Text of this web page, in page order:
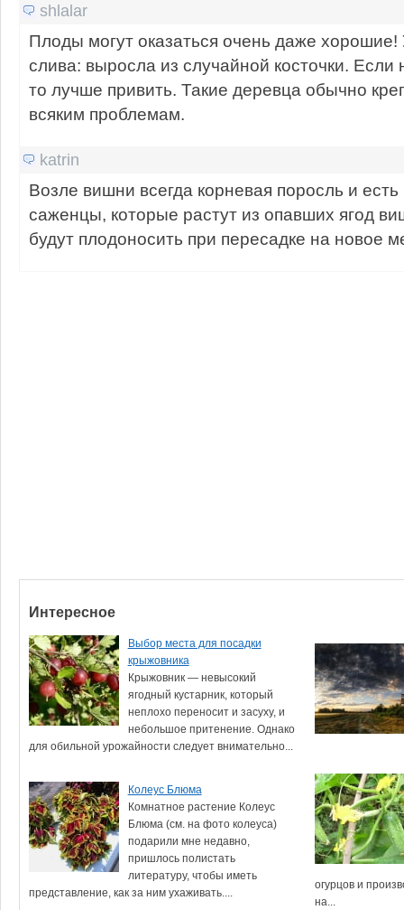
shlalar
Плоды могут оказаться очень даже хорошие!
слива: выросла из случайной косточки. Если
то лучше привить. Такие деревца обычно
всяким проблемам.
katrin
Возле вишни всегда корневая поросль и
саженцы, которые растут из опавших ягод
будут плодоносить при пересадке на новое
Интересное
Выбор места для посадки
крыжовника
Крыжовник — невысокий
ягодный кустарник, который
неплохо переносит и засуху, и
небольшое притенение. Однако
для обильной урожайности следует внимательно...
Колеус Блюма
Комнатное растение Колеус
Блюма (см. на фото колеуса)
подарили мне недавно,
пришлось полистать
литературу, чтобы иметь
представление, как за ним ухаживать....
огурцов и
на...